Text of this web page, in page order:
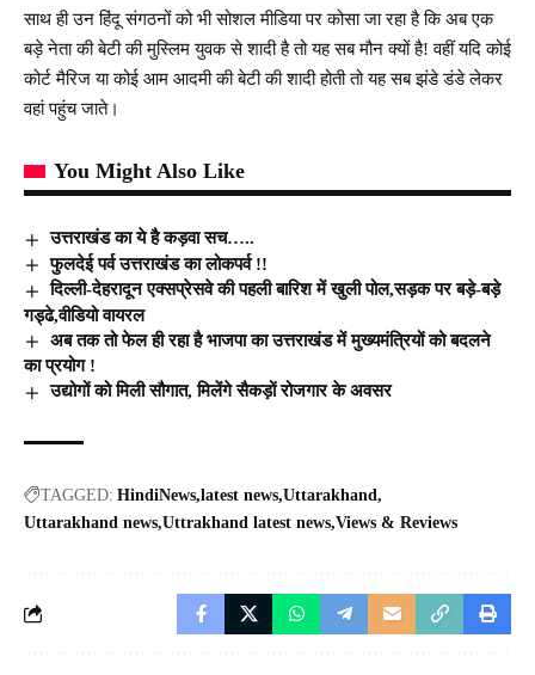
साथ ही उन हिंदू संगठनों को भी सोशल मीडिया पर कोसा जा रहा है कि अब एक
बड़े नेता की बेटी की मुस्लिम युवक से शादी है तो यह सब मौन क्यों है! वहीं यदि कोई
कोर्ट मैरिज या कोई आम आदमी की बेटी की शादी होती तो यह सब झंडे डंडे लेकर
वहां पहुंच जाते।
You Might Also Like
उत्तराखंड का ये है कड़वा सच…..
फुलदेई पर्व उत्तराखंड का लोकपर्व !!
दिल्ली-देहरादून एक्सप्रेसवे की पहली बारिश में खुली पोल,सड़क पर बड़े-बड़े
गड्ढे,वीडियो वायरल
अब तक तो फेल ही रहा है भाजपा का उत्तराखंड में मुख्यमंत्रियों को बदलने
का प्रयोग !
उद्योगों को मिली सौगात, मिलेंगे सैकड़ों रोजगार के अवसर
TAGGED: HindiNews latest news Uttarakhand
Uttarakhand news Uttrakhand latest news Views & Reviews